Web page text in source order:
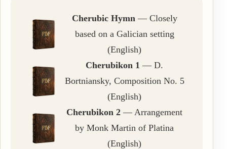
Cherubic Hymn— Closely
based on a Galician setting
(English)
Cherubikon 1 — D.
Bortniansky, Composition No. 5
(English)
Cherubikon 2 — Arrangement
by Monk Martin of Platina
(English)